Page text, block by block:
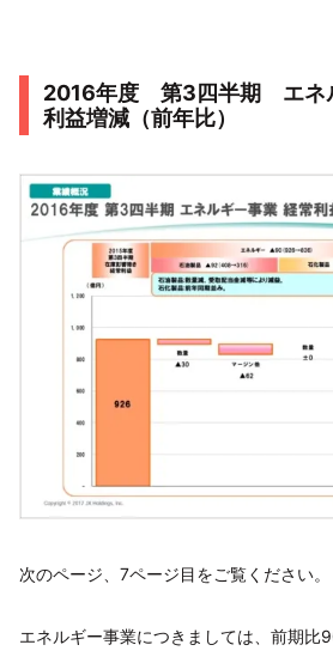
2016年度 第3四半期 エネ
利益増減（前年比）
次のページ、7ページ目をご覧ください。
エネルギー事業につきましては、前期